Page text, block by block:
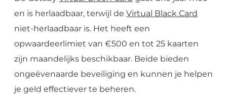
en is herlaadbaar, terwijl de Virtual Black Card
niet-herlaadbaar is. Het heeft een
opwaardeerlimiet van €500 en tot 25 kaarten
zijn maandelijks beschikbaar. Beide bieden
ongeëvenaarde beveiliging en kunnen je helpen
je geld effectiever te beheren.